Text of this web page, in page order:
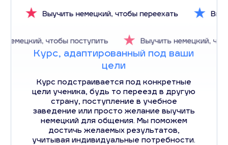
Курс, адаптированный под ваши
цели
Курс подстраивается под конкретные
цели ученика, будь то переезд в другую
страну, поступление в учебное
заведение или просто желание выучить
немецкий для общения. Мы поможем
достичь желаемых результатов,
учитывая индивидуальные потребности.